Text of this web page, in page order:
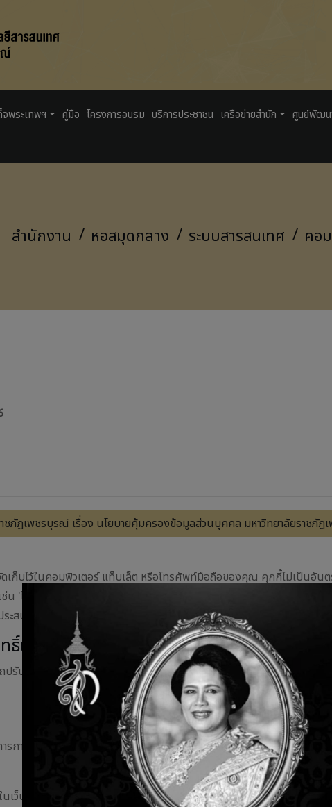
จพระเทพฯ คู่มือ โครงการอบรม บริการประชาชน เครือข่ายสำนัก ศูนย์พัฒน
สำนักงาน หอสมุดกลาง ระบบสารสนเทศ คอ
าชภัฏเพชรบุรณ์ เรื่อง นโยบายคุ้มครองข้อมูลส่วนบุคคล มหาวิทยาลัยราชภั
เก็บไว้ในคอมพิวเตอร์ แท็บเล็ต หรือโทรศัพท์มือถือของคุณ คุกกี้ไม่เป็นอั
เช่น 'โทรจัน' แต่อย่างใด เมื่อคุณเข้าชมเว็บไซต์ คุกกี้จะอนุญาตให้เว็บไซต์ '
ระสบการณ์การใช้งานออนไลน์ที่ดียิ่งขึ้นกว่าเดิมมาก
เกี่ยวกับคุกกี้ของฉัน จะเกิดอะไรขึ้น
รับเปลี่ยนเบราว์เซอร์ของคุณเพื่อให้แจ้งเตือนเมื่อมีการส่งคุกกี้ให้คุณ ห
การวิเคราะห์เว็บที่บริการโดย Google Inc. (Google) โดยใช้คุกกี้ในการช่
ในเว็บไซต์นี้ รหัสผู้ใช้ทำหน้าที่เป็นเหมือนนามแฝงของคุณใน Google